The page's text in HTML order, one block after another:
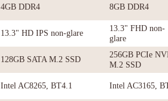
4GB DDR4 8GB DDR4
13.3" HD IPS non-glare
13.3" FHD non-
glare
128GB SATA M.2 SSD
256GB PCIe
M.2 SSD
Intel AC8265, BT4.1 Intel AC3165,